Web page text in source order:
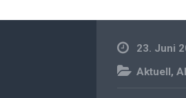
23. Juni
Aktuell,